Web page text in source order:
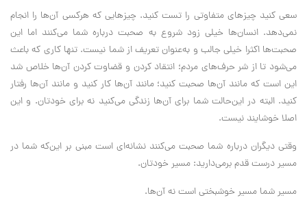
سعی کنید چیزهای متفاوتی را تست کنید. چیزهایی که هرکسی آن‌ها را انجام
نمی‌دهد. انسان‌ها خیلی زود شروع به صحبت درباره شما می‌کنند اما این
صحبت‌ها اکثرا خیلی جالب و به‌عنوان تعریف از شما نیست. تنها کاری که باعث
می‌شود تا از شر حرف‌های مردم؛ انتقاد کردن و قضاوت کردن آن‌ها خلاص شد
این است که مانند آن‌‌ها صحبت کنید؛ مانند آن‌ها کار کنید و مانند آن‌ها رفتار
کنید. البته در این‌حالت شما برای آن‌ها زندگی می‌کنید نه برای خودتان. و این
اصلا خوشایند نیست.
وقتی دیگران درباره شما صحبت می‌کنند نشانه‌ای است مبنی بر این‌که شما در
مسیر درست قدم برمی‌دارید: مسیر خودتان.
مسیر شما مسیر خوشبختی است نه آن‌ها.